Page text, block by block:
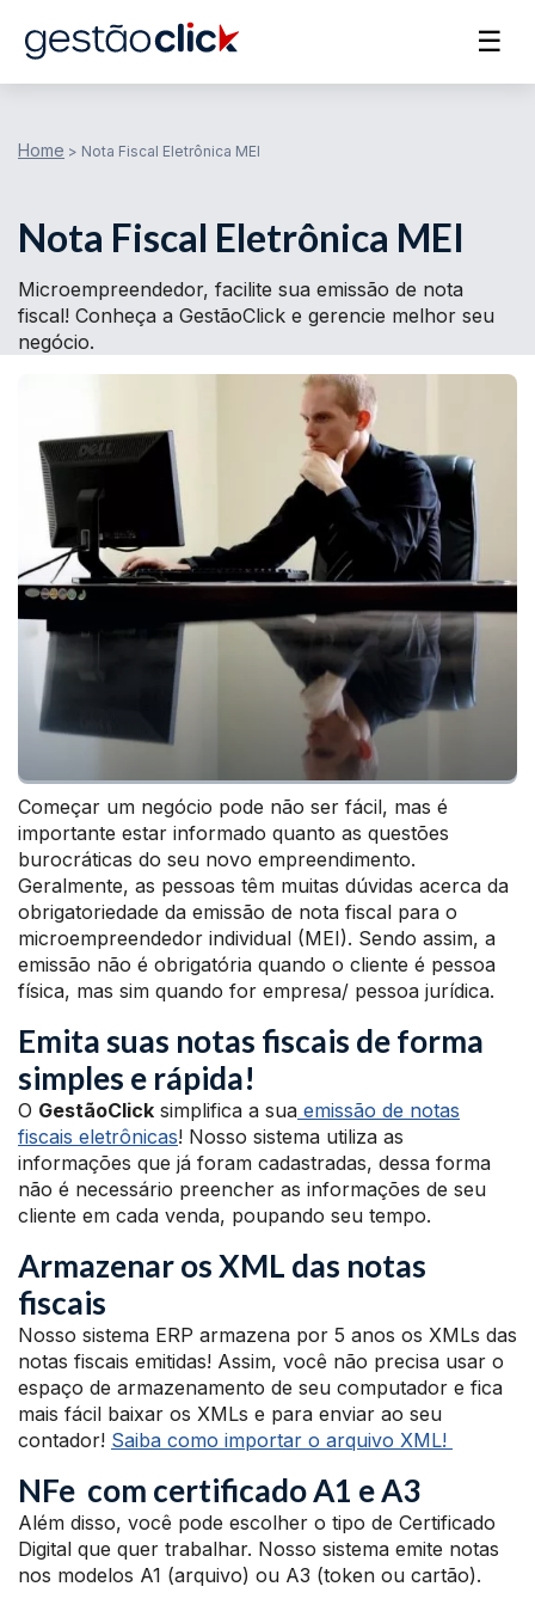
☰
Home > Nota Fiscal Eletrônica MEI
Nota Fiscal Eletrônica MEI
Microempreendedor, facilite sua emissão de nota
fiscal! Conheça a GestãoClick e gerencie melhor seu
negócio.
Começar um negócio pode não ser fácil, mas é
importante estar informado quanto as questões
burocráticas do seu novo empreendimento.
Geralmente, as pessoas têm muitas dúvidas acerca da
obrigatoriedade da emissão de nota fiscal para o
microempreendedor individual (MEI). Sendo assim, a
emissão não é obrigatória quando o cliente é pessoa
física, mas sim quando for empresa/ pessoa jurídica.
Emita suas notas fiscais de forma
simples e rápida!
O GestãoClick simplifica a sua emissão de notas
fiscais eletrônicas! Nosso sistema utiliza as
informações que já foram cadastradas, dessa forma
não é necessário preencher as informações de seu
cliente em cada venda, poupando seu tempo.
Armazenar os XML das notas
fiscais
Nosso sistema ERP armazena por 5 anos os XMLs das
notas fiscais emitidas! Assim, você não precisa usar o
espaço de armazenamento de seu computador e fica
mais fácil baixar os XMLs e para enviar ao seu
contador! Saiba como importar o arquivo XML!
NFe com certificado A1 e A3
Além disso, você pode escolher o tipo de Certificado
Digital que quer trabalhar. Nosso sistema emite notas
nos modelos A1 (arquivo) ou A3 (token ou cartão).